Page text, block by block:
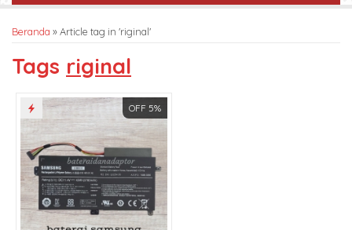
Beranda »Article tag in 'riginal'
Tags riginal
OFF 5%